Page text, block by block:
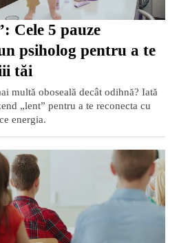
Cele 5 pauze
psiholog pentru a te
tăi
multă oboseală decât odihnă? Iată
„lent” pentru a te reconecta cu
energia.